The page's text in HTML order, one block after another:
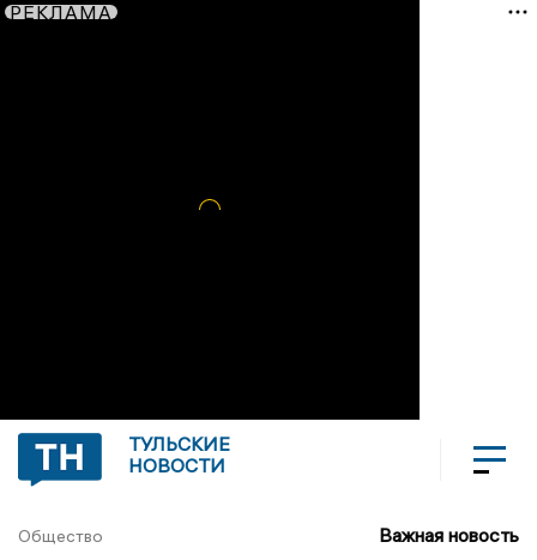
РЕКЛАМА
ТУЛЬСКИЕ
НОВОСТИ
Общество Важная новость